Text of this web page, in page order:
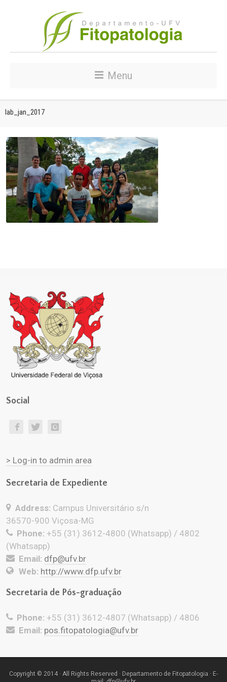
Menu
lab_jan_2017
Social
> Log-in to admin area
Secretaria de Expediente
Address: Campus Universitário s/n
36570-900 Viçosa-MG
Phone: +55 (31) 3612-4800 (Whatsapp) / 4802
(Whatsapp)
Email: dfp@ufv.br
Web: http://www.dfp.ufv.br
Secretaria de Pós-graduação
Phone: +55 (31) 3612-4807 (Whatsapp) / 4806
Email: pos.fitopatologia@ufv.br
Copyright © 2014 · All Rights Reserved · Departamento de Fitopatologia · E-